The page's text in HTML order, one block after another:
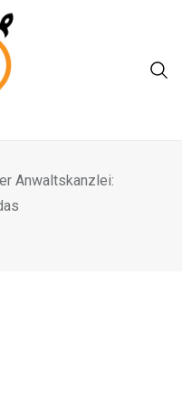
Anwaltskanzlei: